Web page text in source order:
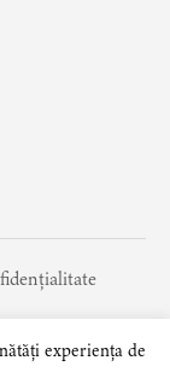
experiența de